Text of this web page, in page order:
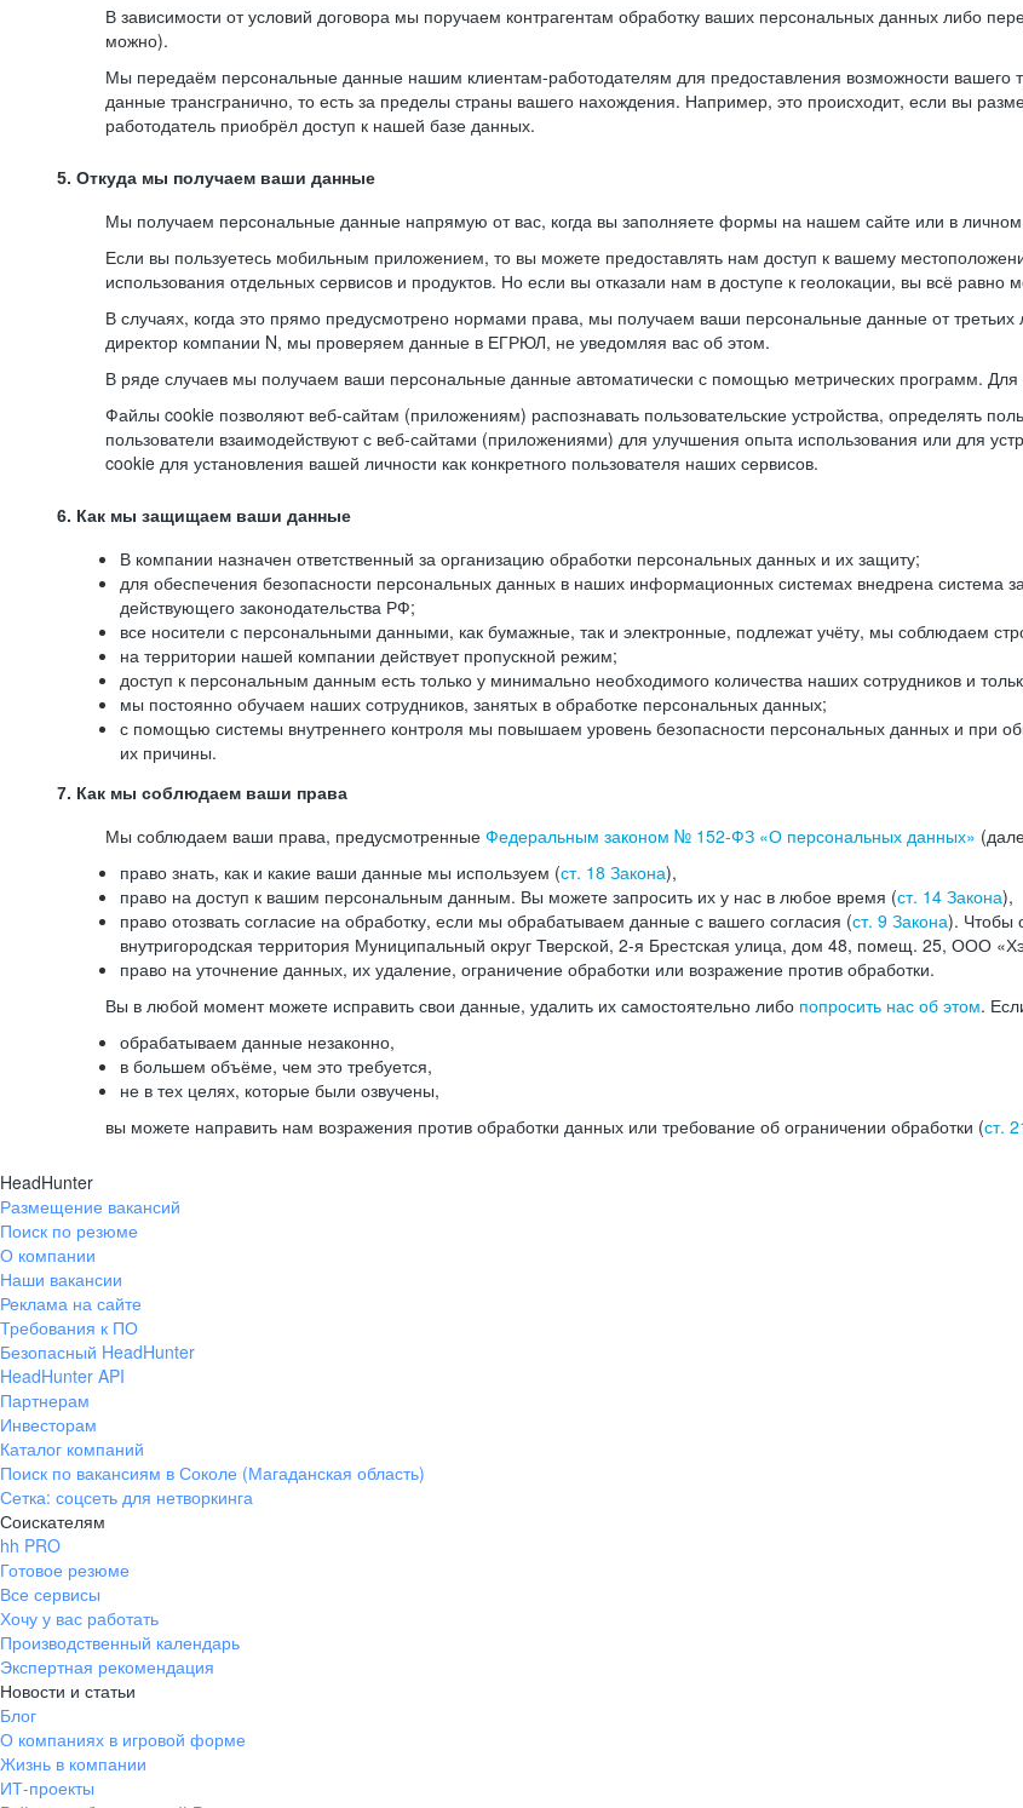
В зависимости от условий договора мы поручаем контрагентам обработку ваших персональных данных либо
можно).
Мы передаём персональные данные нашим клиентам-работодателям для предоставления возможности вашего
данные трансгранично, то есть за пределы страны вашего нахождения. Например, это происходит, если вы
работодатель приобрёл доступ к нашей базе данных.
5. Откуда мы получаем ваши данные
Мы получаем персональные данные напрямую от вас, когда вы заполняете формы на нашем сайте или в личном
Если вы пользуетесь мобильным приложением, то вы можете предоставлять нам доступ к вашему
использования отдельных сервисов и продуктов. Но если вы отказали нам в доступе к геолокации, вы всё равно
В случаях, когда это прямо предусмотрено нормами права, мы получаем ваши персональные данные от
директор компании N, мы проверяем данные в ЕГРЮЛ, не уведомляя вас об этом.
В ряде случаев мы получаем ваши персональные данные автоматически с помощью метрических программ.
Файлы cookie позволяют веб-сайтам (приложениям) распознавать пользовательские устройства, определять
пользователи взаимодействуют с веб-сайтами (приложениями) для улучшения опыта использования или для
cookie для установления вашей личности как конкретного пользователя наших сервисов.
6. Как мы защищаем ваши данные
В компании назначен ответственный за организацию обработки персональных данных и их защиту;
для обеспечения безопасности персональных данных в наших информационных системах внедрена система
действующего законодательства РФ;
все носители с персональными данными, как бумажные, так и электронные, подлежат учёту, мы соблюдаем
на территории нашей компании действует пропускной режим;
доступ к персональным данным есть только у минимально необходимого количества наших сотрудников и
мы постоянно обучаем наших сотрудников, занятых в обработке персональных данных;
с помощью системы внутреннего контроля мы повышаем уровень безопасности персональных данных и при
их причины.
7. Как мы соблюдаем ваши права
Мы соблюдаем ваши права, предусмотренные Федеральным законом № 152-ФЗ «О персональных данных»
право знать, как и какие ваши данные мы используем (ст. 18 Закона),
право на доступ к вашим персональным данным. Вы можете запросить их у нас в любое время (ст. 14 Закона),
право отозвать согласие на обработку, если мы обрабатываем данные с вашего согласия (ст. 9 Закона). Чтобы
внутригородская территория Муниципальный округ Тверской, 2-я Брестская улица, дом 48, помещ. 25, ООО
право на уточнение данных, их удаление, ограничение обработки или возражение против обработки.
Вы в любой момент можете исправить свои данные, удалить их самостоятельно либо попросить нас об этом.
обрабатываем данные незаконно,
в большем объёме, чем это требуется,
не в тех целях, которые были озвучены,
вы можете направить нам возражения против обработки данных или требование об ограничении обработки (ст.
HeadHunter
Размещение вакансий
Поиск по резюме
О компании
Наши вакансии
Реклама на сайте
Требования к ПО
Безопасный HeadHunter
HeadHunter API
Партнерам
Инвесторам
Каталог компаний
Поиск по вакансиям в Соколе (Магаданская область)
Сетка: соцсеть для нетворкинга
Соискателям
hh PRO
Готовое резюме
Все сервисы
Хочу у вас работать
Производственный календарь
Экспертная рекомендация
Новости и статьи
Блог
О компаниях в игровой форме
Жизнь в компании
ИТ-проекты